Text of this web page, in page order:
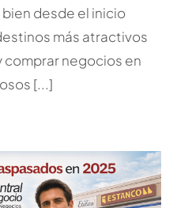
desde el inicio
más atractivos
comprar negocios en
[...]